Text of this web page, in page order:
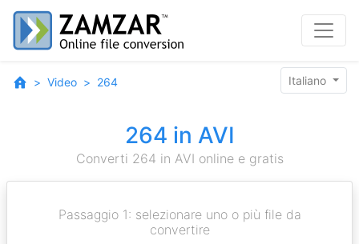
Video 264 Italiano
264 in AVI
Converti 264 in AVI online e gratis
Passaggio 1: selezionare uno o più file da
convertire